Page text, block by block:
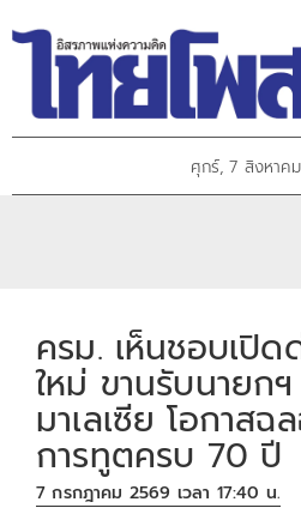
ศุกร์, 7 สิงหาค
ครม. เห็นชอบเปิด
ใหม่ ขานรับนายก
มาเลเซีย โอกาส
การทูตครบ 70 ปี
7 กรกฎาคม 2569 เวลา 17:40 น.